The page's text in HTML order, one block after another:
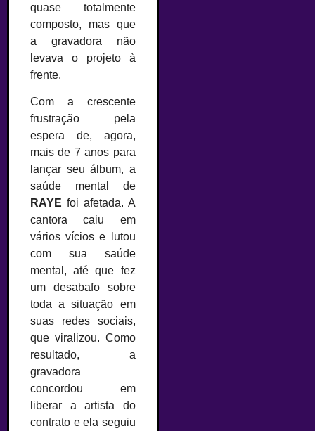
quase totalmente
composto, mas que
a gravadora não
levava o projeto à
frente.
Com a crescente
frustração pela
espera de, agora,
mais de 7 anos para
lançar seu álbum, a
saúde mental de
RAYE foi afetada. A
cantora caiu em
vários vícios e lutou
com sua saúde
mental, até que fez
um desabafo sobre
toda a situação em
suas redes sociais,
que viralizou. Como
resultado, a
gravadora
concordou em
liberar a artista do
contrato e ela seguiu